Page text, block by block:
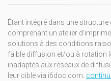
Étant intégré dans une
comprenant un atelier
solutions à des conditions
faible diffusion et/ou à rotation
inadaptés aux réseaux de
leur cible via i6doc.com.